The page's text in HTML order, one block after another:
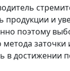
продукции и
поэтому
заточки
в достижении